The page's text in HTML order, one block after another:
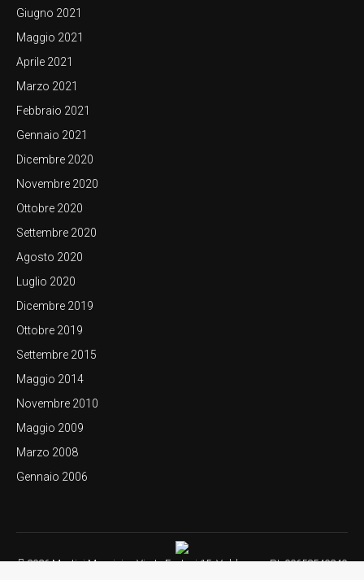
Giugno 2021
Maggio 2021
Aprile 2021
Marzo 2021
Febbraio 2021
Gennaio 2021
Dicembre 2020
Novembre 2020
Ottobre 2020
Settembre 2020
Agosto 2020
Luglio 2020
Dicembre 2019
Ottobre 2019
Settembre 2015
Maggio 2014
Novembre 2010
Maggio 2009
Marzo 2008
Gennaio 2006
2026 Martini Maurizio - Via L. Festari 15, Valdagno - P.I. 00658540240